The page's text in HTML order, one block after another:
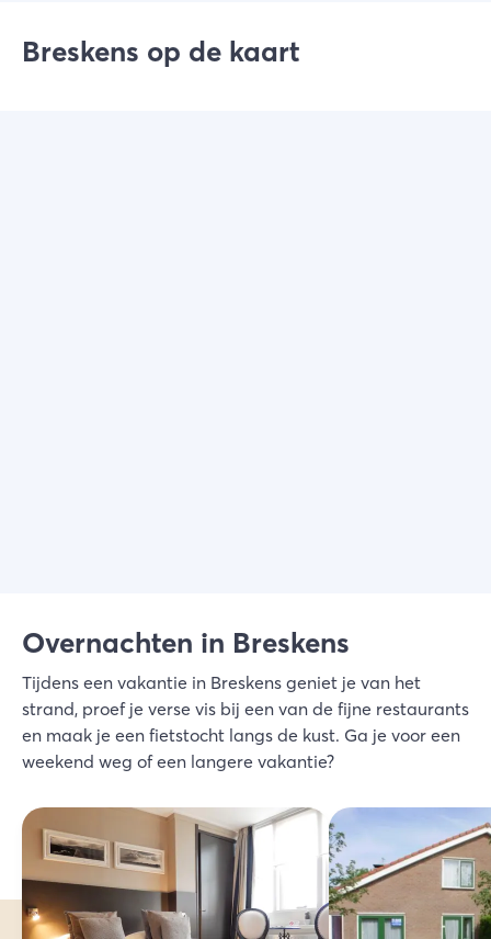
tijdens een verblijf in deze maritieme badplaats.
Breskens op de kaart
Overnachten in Breskens
Tijdens een vakantie in Breskens geniet je van het
strand, proef je verse vis bij een van de fijne restaurants
en maak je een fietstocht langs de kust. Ga je voor een
weekend weg of een langere vakantie?